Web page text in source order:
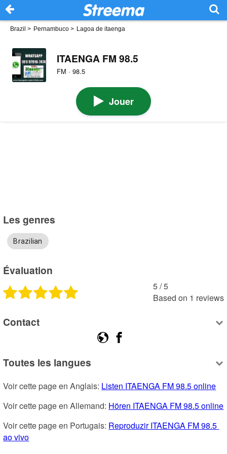
Brazil > Pernambuco > Lagoa de itaenga
ITAENGA FM 98.5
FM · 98.5
Jouer
Les genres
Brazilian
Évaluation
5 /5
Based on 1 reviews
Contact
Toutes les langues
Voir cette page en Anglais: Listen ITAENGA FM 98.5 online
Voir cette page en Allemand: Hören ITAENGA FM 98.5 online
Voir cette page en Portugais: Reproduzir ITAENGA FM 98.5
ao vivo